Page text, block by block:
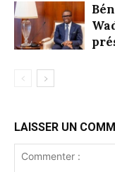
LAISSER UN